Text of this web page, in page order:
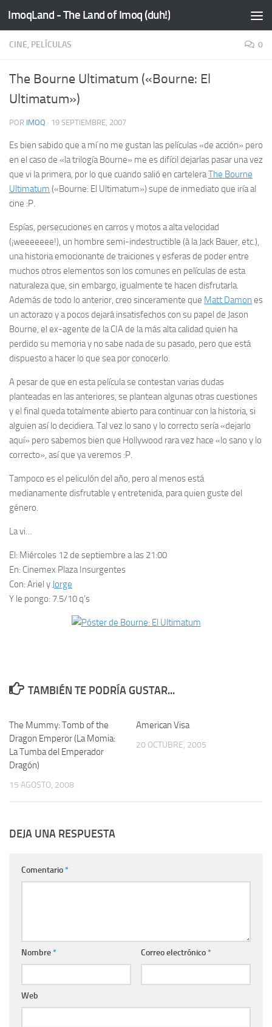
Saltar al contenido
ImoqLand - The Land of Imoq (duh!)
CINE, PELÍCULAS 0
The Bourne Ultimatum («Bourne: El
Ultimatum»)
POR IMOQ · 19 SEPTIEMBRE, 2007
Es bien sabido que a mí no me gustan las películas «de acción» pero
en el caso de «la trilogía Bourne» me es difícil dejarlas pasar una vez
que vi la primera, por lo que cuando salió en carteleraThe Bourne
Ultimatum («Bourne: El Ultimatum») supe de inmediato que iría al
cine :P.
Espías, persecuciones en carros y motos a alta velocidad
(¡weeeeeee!), un hombre semi-indestructible (à laJack Bauer, etc.),
una historia emocionante de traiciones y esferas de poder entre
muchos otros elementos son los comunes en películas de esta
naturaleza que, sin embargo, igualmente te hacen disfrutarla.
Además de todo lo anterior, creo sinceramente que Matt Damon es
un actorazo y a pocos dejará insatisfechos con su papel de Jason
Bourne, el ex-agente de la CIA de la más alta calidad quien ha
perdido su memoria y no sabe nada de su pasado, pero que está
dispuesto a hacer lo que sea por conocerlo.
A pesar de que en esta película se contestan varias dudas
planteadas en las anteriores, se plantean algunas otras cuestiones
y el final queda totalmente abierto para continuar con la historia, si
alguien así lo decidiera. Tal vez lo sano y lo correcto sería «dejarlo
aquí» pero sabemos bien que Hollywood rara vez hace «lo sano y lo
correcto», así que ya veremos :P.
Tampoco es el peliculón del año, pero al menos está
medianamente disfrutable y entretenida, para quien guste del
género.
La vi…
El: Miércoles 12 de septiembre a las 21:00
En: Cinemex Plaza Insurgentes
Con: Ariel y Jorge
Y le pongo: 7.5/10 q’s
TAMBIÉN TE PODRÍA GUSTAR...
The Mummy: Tomb of the
Dragon Emperor (La Momia:
La Tumba del Emperador
Dragón)
15 AGOSTO, 2008
American Visa
20 OCTUBRE, 2005
DEJA UNA RESPUESTA
Comentario*
Nombre* Correo electrónico*
Web